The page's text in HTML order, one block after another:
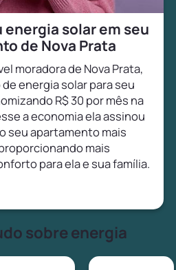
energia solar em seu
de Nova Prata
moradora de Nova Prata,
energia solar para seu
R$ 30 por mês na
a economia ela assinou
seu apartamento mais
mais
para ela e sua família.
sobre energia